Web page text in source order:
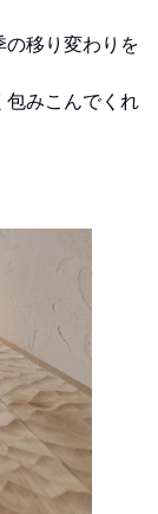
移り変わりを
包みこんでくれ